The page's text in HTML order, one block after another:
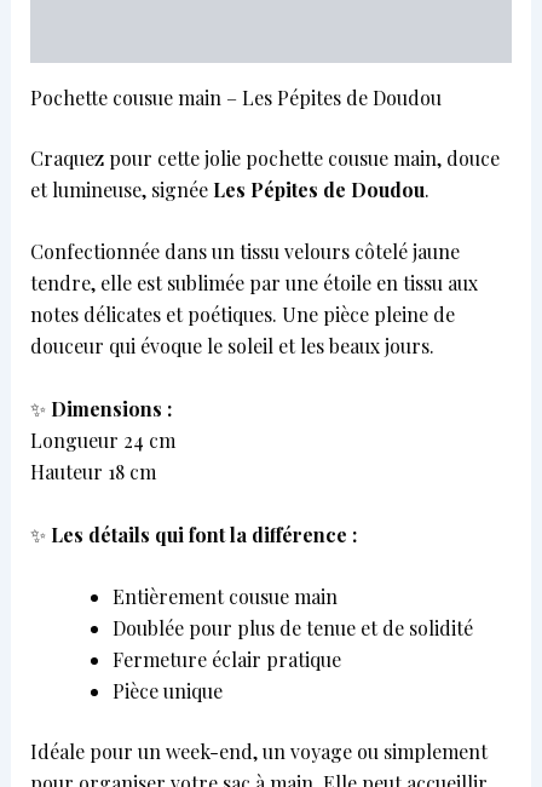
Pochette cousue main – Les Pépites de Doudou
Craquez pour cette jolie pochette cousue main, douce
et lumineuse, signée Les Pépites de Doudou.
Confectionnée dans un tissu velours côtelé jaune
tendre, elle est sublimée par une étoile en tissu aux
notes délicates et poétiques. Une pièce pleine de
douceur qui évoque le soleil et les beaux jours.
✨ Dimensions :
Longueur 24 cm
Hauteur 18 cm
✨ Les détails qui font la différence :
Entièrement cousue main
Doublée pour plus de tenue et de solidité
Fermeture éclair pratique
Pièce unique
Idéale pour un week-end, un voyage ou simplement